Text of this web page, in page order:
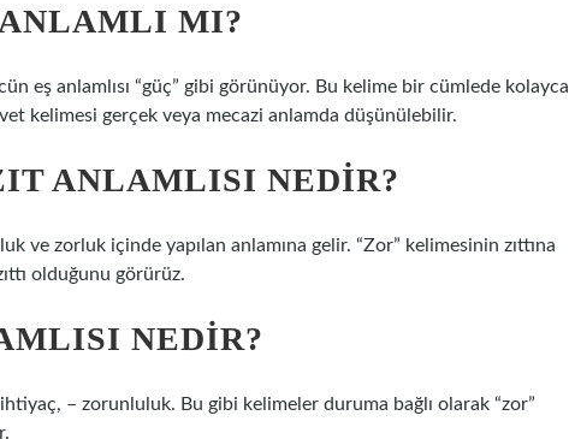
MI?
eş anlamlısı “güç” gibi görünüyor. Bu kelime bir cümlede kolayca
kelimesi gerçek veya mecazi anlamda düşünülebilir.
ANLAMLISI NEDIR?
ve zorluk içinde yapılan anlamına gelir. “Zor” kelimesinin zıttına
olduğunu görürüz.
NEDIR?
– zorunluluk. Bu gibi kelimeler duruma bağlı olarak “zor”